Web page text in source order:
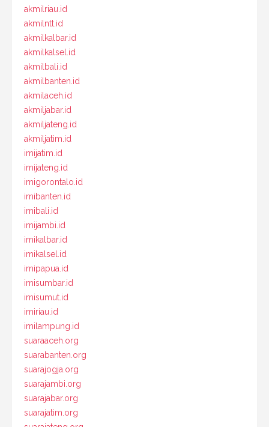
akmilriau.id
akmilntt.id
akmilkalbar.id
akmilkalsel.id
akmilbali.id
akmilbanten.id
akmilaceh.id
akmiljabar.id
akmiljateng.id
akmiljatim.id
imijatim.id
imijateng.id
imigorontalo.id
imibanten.id
imibali.id
imijambi.id
imikalbar.id
imikalsel.id
imipapua.id
imisumbar.id
imisumut.id
imiriau.id
imilampung.id
suaraaceh.org
suarabanten.org
suarajogja.org
suarajambi.org
suarajabar.org
suarajatim.org